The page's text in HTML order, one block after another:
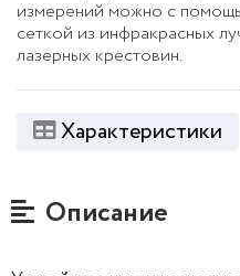
измерений можно с
сеткой из инфракрасных
лазерных крестовин.
Характеристики
Описание